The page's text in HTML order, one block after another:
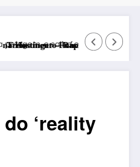
Segura e com Suporte 24/7!
para Educação Física –
‘reality